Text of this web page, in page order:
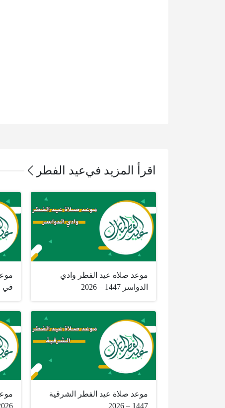
اقرأ المزيد فيعيد الفطر
موعد صلاة عيد الفطر وادي
الدواسر 1447 – 2026
في
موعد صلاة عيد الفطر الشرقية
1447 – 2026